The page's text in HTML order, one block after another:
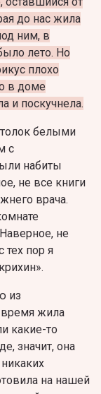
до нас жила
ним, в
лето. Но
плохо
в доме
и поскучнела.
белыми
с
набиты
не все книги
врача.
не
тех пор я
из
время жила
какие-то
значит, она
на нашей